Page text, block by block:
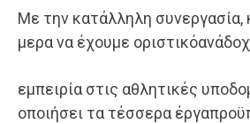
Με την κατάλληλη
μερα να έχουμε
εμπειρία στις αθλητικές
οποιήσει τα τέσσερα